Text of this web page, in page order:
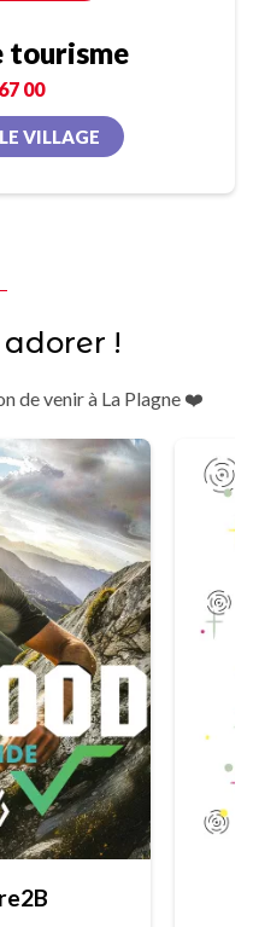
00
VILLAGE
!
de venir à La Plagne ❤️